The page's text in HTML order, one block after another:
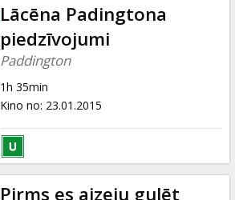
Lācēna Padingtona
piedzīvojumi
Paddington
1h 35min
Kino no: 23.01.2015
Pirms es aizeju gulēt